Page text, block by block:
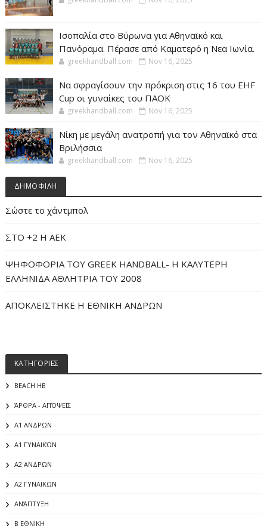
Ισοπαλία στο Βύρωνα για Αθηναϊκό και
Πανόραμα. Πέρασε από Καματερό η Νεα Ιωνία.
greekhandball.com Nov 16, 2025
Να σφραγίσουν την πρόκριση στις 16 του EHF
Cup οι γυναίκες του ΠΑΟΚ
greekhandball.com Nov 16, 2025
Νίκη με μεγάλη ανατροπή για τον Αθηναϊκό στα
Βριλήσσια
greekhandball.com Nov 16, 2025
ΔΗΜΟΦΙΛΗ
Σώστε το χάντμπολ
ΣΤΟ +2 Η ΑΕΚ
ΨΗΦΟΦΟΡΙΑ ΤΟΥ GREEK HANDBALL- H ΚΑΛΥΤΕΡΗ
ΕΛΛΗΝΙΔΑ ΑΘΛΗΤΡΙΑ ΤΟΥ 2008
ΑΠΟΚΛΕΙΣΤΗΚΕ Η ΕΘΝΙΚΗ ΑΝΔΡΩΝ
ΚΑΤΗΓΟΡΙΕΣ
BEACH HB
ΆΡΘΡΑ - ΑΠΌΨΕΙΣ
Α1 ΑΝΔΡΏΝ
Α1 ΓΥΝΑΙΚΏΝ
Α2 ΑΝΔΡΏΝ
Α2 ΓΥΝΑΙΚΩΝ
ΑΝΆΠΤΥΞΗ
Β ΕΘΝΙΚΗ